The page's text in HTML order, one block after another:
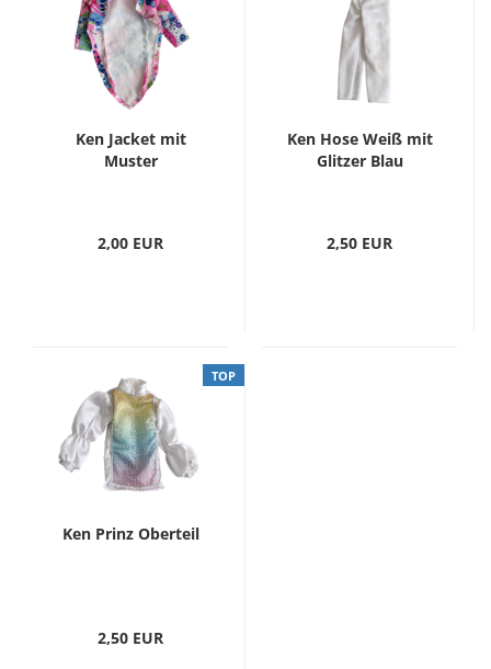
Ken Jacket mit
Muster
2,00 EUR
Ken Hose Weiß mit
Glitzer Blau
2,50 EUR
TOP
Ken Prinz Oberteil
2,50 EUR